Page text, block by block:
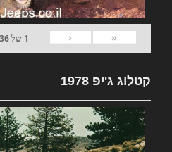
«
‹
1 של36
קטלוג ג'יפ 1978